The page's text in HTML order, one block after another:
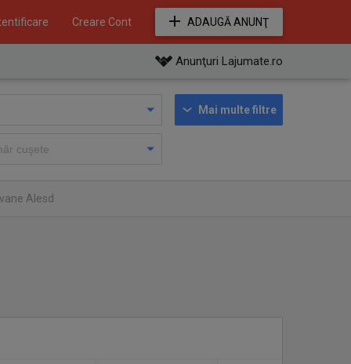
Creare Cont ADAUGĂ ANUNŢ
Anunţuri Lajumate.ro
Mai multe filtre
Alesd